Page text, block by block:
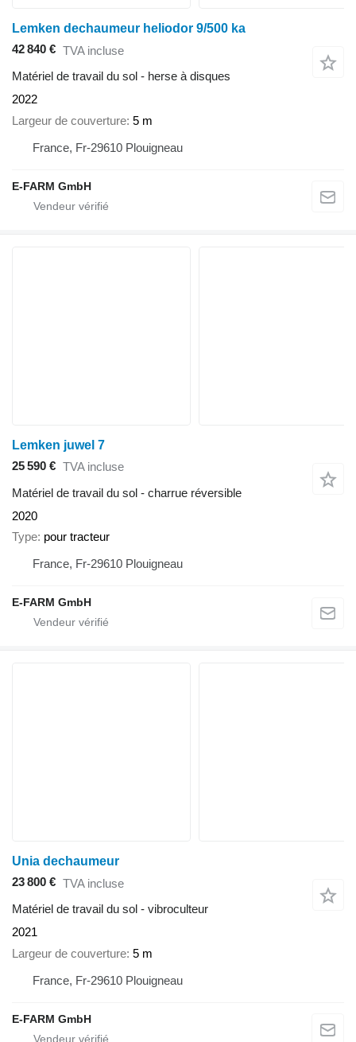
Lemken dechaumeur heliodor 9/500 ka
42 840 € TVA incluse
Matériel de travail du sol - herse à disques
2022
Largeur de couverture 5 m
France, Fr-29610 Plouigneau
E-FARM GmbH
Lemken juwel 7
25 590 € TVA incluse
Matériel de travail du sol - charrue réversible
2020
Type pour tracteur
France, Fr-29610 Plouigneau
E-FARM GmbH
Unia dechaumeur
23 800 € TVA incluse
Matériel de travail du sol - vibroculteur
2021
Largeur de couverture 5 m
France, Fr-29610 Plouigneau
E-FARM GmbH